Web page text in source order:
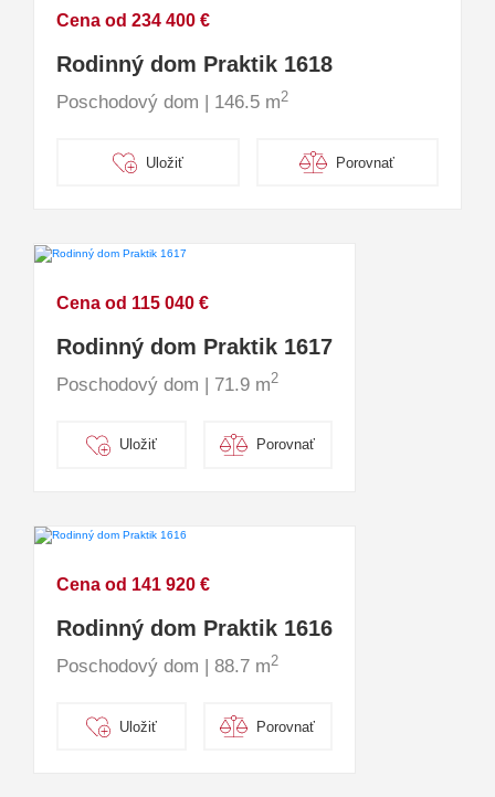
Cena od 234 400 €
Rodinný dom Praktik 1618
Poschodový dom | 146.5 m2
Uložiť Porovnať
Cena od 115 040 €
Rodinný dom Praktik 1617
Poschodový dom | 71.9 m2
Uložiť Porovnať
Cena od 141 920 €
Rodinný dom Praktik 1616
Poschodový dom | 88.7 m2
Uložiť Porovnať